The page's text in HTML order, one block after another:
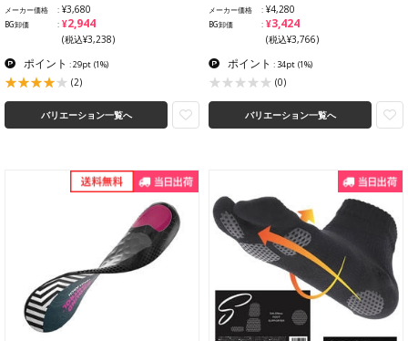
メーカー価格 ¥3,680
BG卸価 ¥2,944
(税込¥3,238)
ポイント : 29pt (1%)
(2)
バリエーション一覧へ
メーカー価格 ¥4,280
BG卸価 ¥3,424
(税込¥3,766)
ポイント : 34pt (1%)
(0)
バリエーション一覧へ